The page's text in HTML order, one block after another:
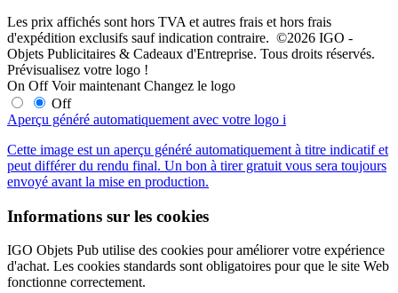
Les prix affichés sont hors TVA et autres frais et hors frais
d'expédition exclusifs sauf indication contraire. ©2026 IGO -
Objets Publicitaires & Cadeaux d'Entreprise. Tous droits réservés.
Prévisualisez votre logo !
On Off Voir maintenant Changez le logo
Off
Aperçu généré automatiquement avec votre logo i
Cette image est un aperçu généré automatiquement à titre indicatif et
peut différer du rendu final. Un bon à tirer gratuit vous sera toujours
envoyé avant la mise en production.
Informations sur les cookies
IGO Objets Pub utilise des cookies pour améliorer votre expérience
d'achat. Les cookies standards sont obligatoires pour que le site Web
fonctionne correctement.